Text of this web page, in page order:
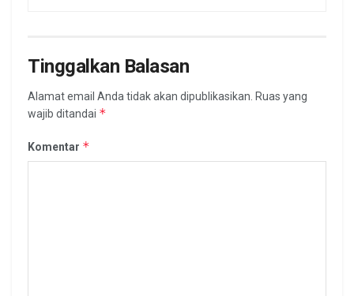
Tinggalkan Balasan
Alamat email Anda tidak akan dipublikasikan. Ruas yang
wajib ditandai *
Komentar *